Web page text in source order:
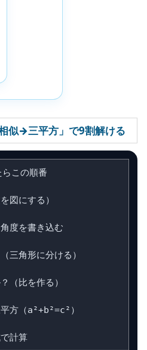
似→三平方」で9割解ける
らこの順番
図にする）
度を書き込む
三角形に分ける）
（比を作る）
方（a²+b²=c²）